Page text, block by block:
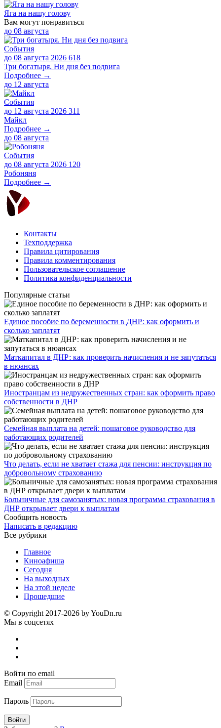
Яга на нашу голову
Вам могут понравиться
до 08 августа
События
до 08 августа 2026 618
Три богатыря. Ни дня без подвига
Подробнее →
до 12 августа
События
до 12 августа 2026 311
Майкл
Подробнее →
до 08 августа
События
до 08 августа 2026 120
Робоняня
Подробнее →
Контакты
Техподдержка
Правила цитирования
Правила комментирования
Пользовательское соглашение
Политика конфиденциальности
Популярные статьи
Единое пособие по беременности в ДНР: как оформить и
сколько заплатят
​Маткапитал в ДНР: как проверить начисления и не запутаться
в нюансах
Иностранцам из недружественных стран: как оформить право
собственности в ДНР
Семейная выплата на детей: пошаговое руководство для
работающих родителей
Что делать, если не хватает стажа для пенсии: инструкция по
добровольному страхованию
Больничные для самозанятых: новая программа страхования в
ДНР открывает двери к выплатам
Сообщить новость
Написать в редакцию
Все рубрики
Главное
Киноафиша
Сегодня
На выходных
На этой неделе
Прошедшие
© Copyright 2017-2026 by YouDn.ru
Мы в соцсетях
Войти по email
Email
Пароль
Войти